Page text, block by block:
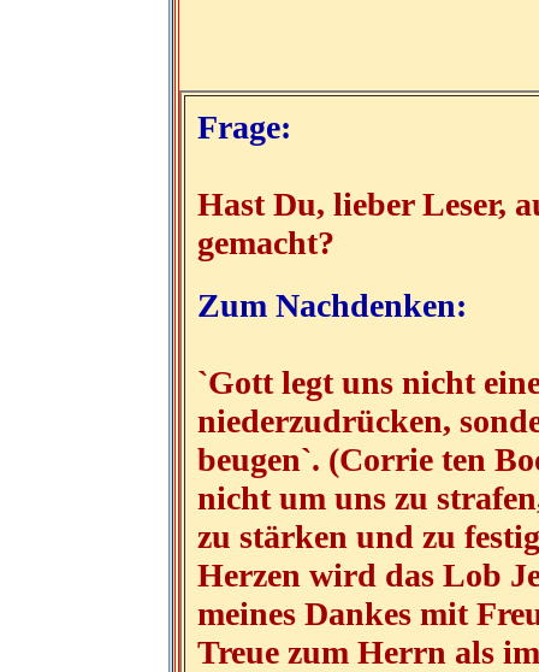
Frage:
Hast Du, lieber Leser,
gemacht?
Zum Nachdenken:
`Gott legt uns nicht
niederzudrücken,
beugen`. (Corrie ten
nicht um uns zu
zu stärken und zu
Herzen wird das Lob
meines Dankes mit
Treue zum Herrn als